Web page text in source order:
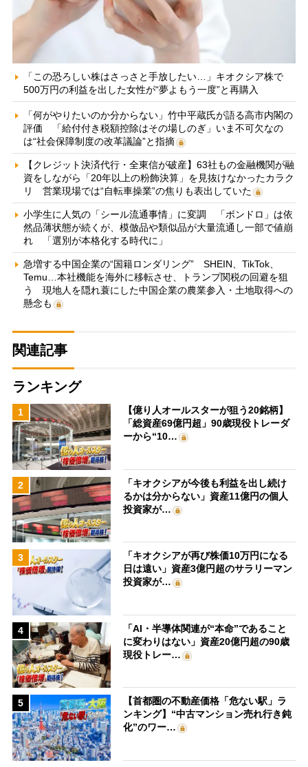
「この恐ろしい株はさっさと手放したい…」キオクシア株で
500万円の利益を出した女性が“夢よもう一度”と再購入
「何がやりたいのか分からない」竹中平蔵氏が語る高市内閣の
評価 「給付付き税額控除はその場しのぎ」いま不可欠なの
は“社会保障制度の改革議論”と指摘
【クレジット決済代行・全東信が破産】63社もの金融機関が融
資をしながら「20年以上の粉飾決算」を見抜けなかったカラク
リ 営業現場では“自転車操業”の焦りも表出していた
小学生に人気の「シール流通事情」に変調 「ボンドロ」は依
然品薄状態が続くが、模倣品や類似品が大量流通し一部で値崩
れ 「選別が本格化する時代に」
急増する中国企業の“国籍ロンダリング” SHEIN、TikTok、
Temu…本社機能を海外に移転させ、トランプ関税の回避を狙
う 現地人を隠れ蓑にした中国企業の農業参入・土地取得への
懸念も
関連記事
ランキング
1
【億り人オールスターが狙う20銘柄】
「総資産69億円超」90歳現役トレーダ
ーから“10…
2
「キオクシアが今後も利益を出し続け
るかは分からない」資産11億円の個人
投資家が…
3
「キオクシアが再び株価10万円になる
日は遠い」資産3億円超のサラリーマン
投資家が…
4
「AI・半導体関連が“本命”であること
に変わりはない」資産20億円超の90歳
現役トレー…
5
【首都圏の不動産価格「危ない駅」ラ
ンキング】“中古マンション売れ行き鈍
化”のワー…